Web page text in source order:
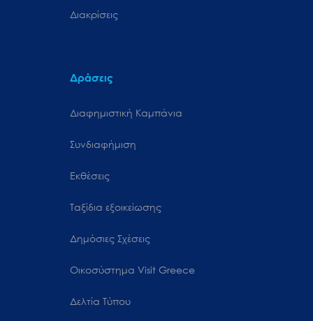
Διακρίσεις
Δράσεις
Διαφημιστική Καμπάνια
Συνδιαφήμιση
Εκθέσεις
Ταξίδια εξοικείωσης
Δημόσιες Σχέσεις
Oικοσύστημα Visit Greece
Δελτία Τύπου